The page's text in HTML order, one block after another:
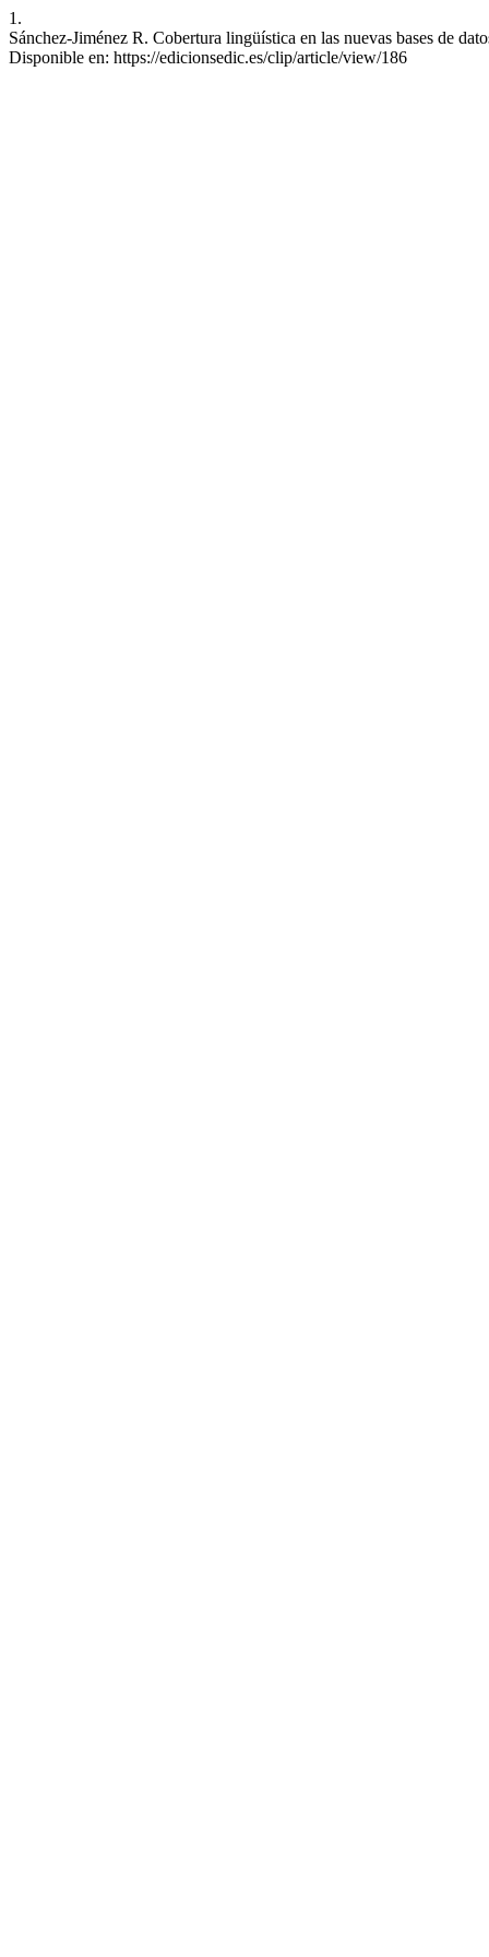
1.
Sánchez-Jiménez R. Cobertura lingüística en las nuevas bases de
Disponible en: https://edicionsedic.es/clip/article/view/186